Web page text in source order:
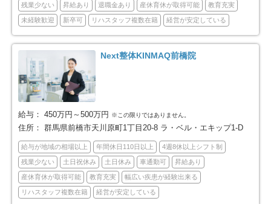
残業少ない 昇給あり 退職金あり 産休育休が取得可能 教育充実
未経験歓迎 新卒可 リハスタッフ複数在籍 経営が安定している
Next整体KINMAQ前橋院
給与： 450万円～500万円 ※この限りではありません。
住所： 群馬県前橋市天川原町1丁目20-8 ラ・ベル・エキップ1-D
給与が地域の相場以上 年間休日110日以上 4週8休以上シフト制
残業少ない 土日祝休み 土日休み 車通勤可 昇給あり
産休育休が取得可能 教育充実 幅広い疾患が経験出来る
リハスタッフ複数在籍 経営が安定している